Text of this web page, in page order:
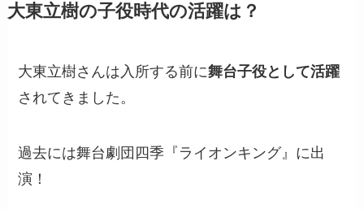
大東立樹の子役時代の活躍は？
大東立樹さんは 入所する前に舞台子役として活躍
されてきました。
過去には舞台劇団四季『ライオンキング』に出
演！